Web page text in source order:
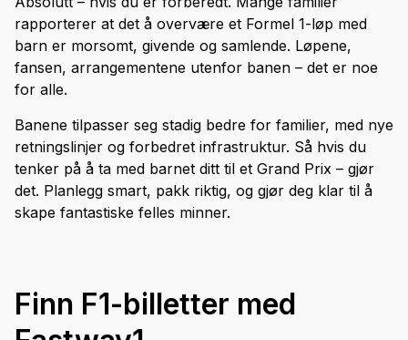
rapporterer at det å overvære et Formel 1-løp med
barn er morsomt, givende og samlende. Løpene,
fansen, arrangementene utenfor banen – det er noe
for alle.
Banene tilpasser seg stadig bedre for familier, med nye
retningslinjer og forbedret infrastruktur. Så hvis du
tenker på å ta med barnet ditt til et Grand Prix – gjør
det. Planlegg smart, pakk riktig, og gjør deg klar til å
skape fantastiske felles minner.
Finn F1-billetter med